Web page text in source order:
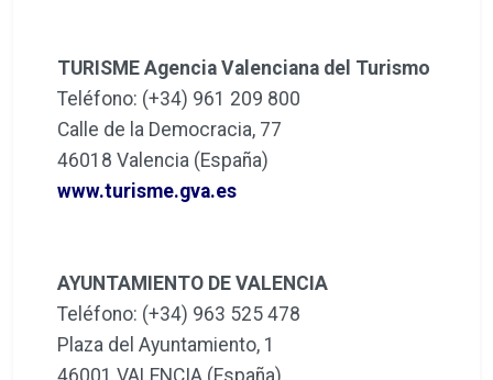
TURISME Agencia Valenciana del Turismo
Teléfono: (+34) 961 209 800
Calle de la Democracia, 77
46018 Valencia (España)
www.turisme.gva.es
AYUNTAMIENTO DE VALENCIA
Teléfono: (+34) 963 525 478
Plaza del Ayuntamiento, 1
46001 VALENCIA (España)